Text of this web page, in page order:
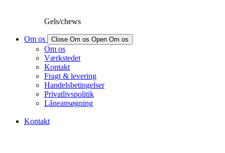
Gels/chews
Om os Close Om os Open Om os
Om os
Værkstedet
Kontakt
Fragt & levering
Handelsbetingelser
Privatlivspolitik
Låneansøgning
Kontakt